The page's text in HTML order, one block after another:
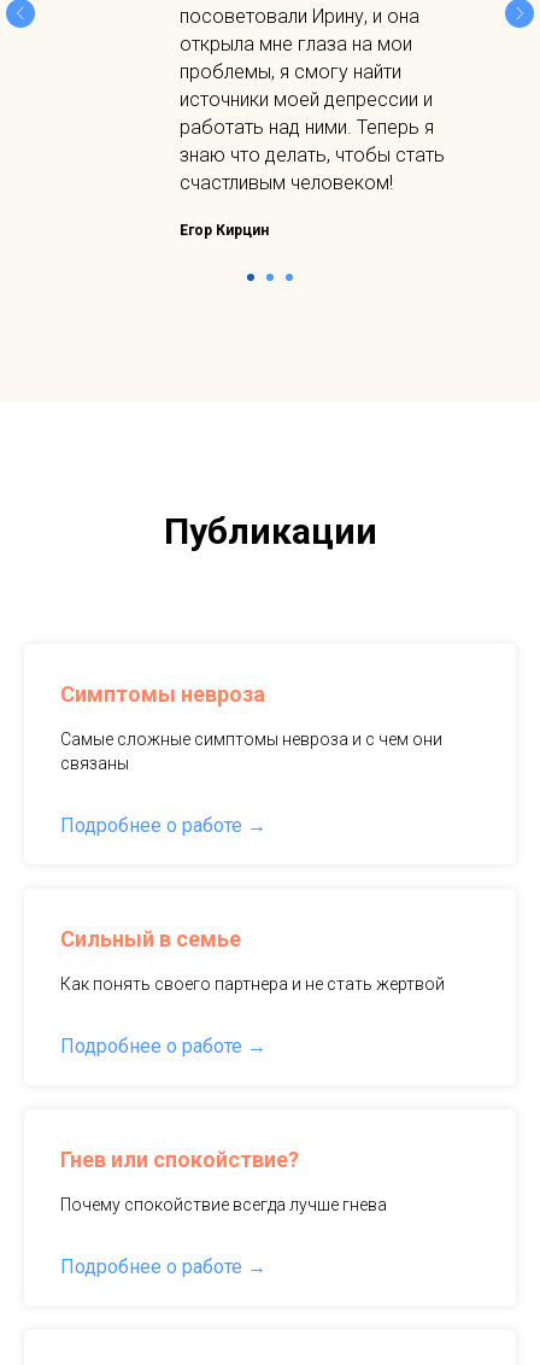
посоветовали Ирину, и она
открыла мне глаза на мои
проблемы, я смогу найти
источники моей депрессии и
работать над ними. Теперь я
знаю что делать, чтобы стать
счастливым человеком!
Егор Кирцин
Публикации
Симптомы невроза
Самые сложные симптомы невроза и с чем они
связаны
Подробнее о работе
Сильный в семье
Как понять своего партнера и не стать жертвой
Подробнее о работе
Гнев или спокойствие?
Почему спокойствие всегда лучше гнева
Подробнее о работе